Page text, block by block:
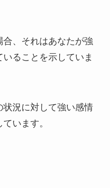
、それはあなたが強
ることを示していま
状況に対して強い感情
います。